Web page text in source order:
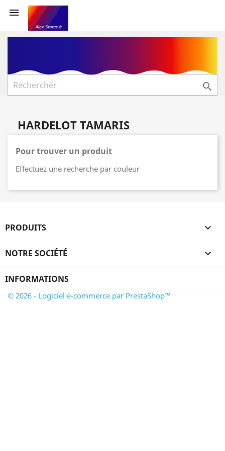


HARDELOT TAMARIS
Pour trouver un produit
Effectuez une recherche par couleur
PRODUITS 
NOTRE SOCIÉTÉ 
INFORMATIONS
© 2026 - Logiciel e-commerce par PrestaShop™